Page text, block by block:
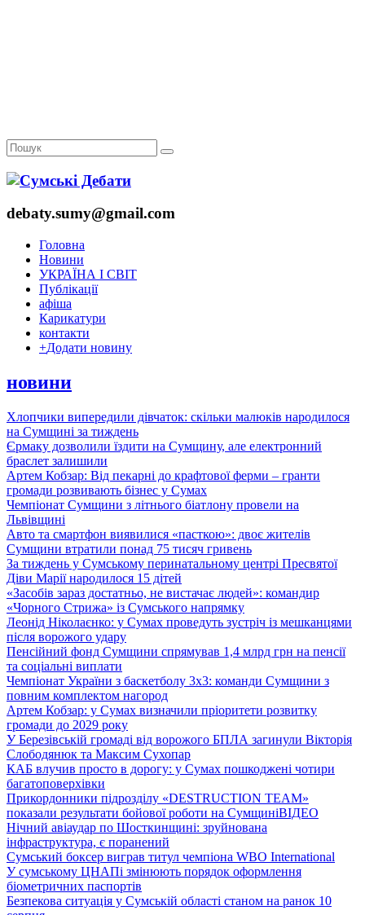
debaty.sumy@gmail.com
Головна
Новини
УКРАЇНА І СВІТ
Публікації
афіша
Карикатури
контакти
+Додати новину
новини
Хлопчики випередили дівчаток: скільки малюків народилося
на Сумщині за тиждень
Єрмаку дозволили їздити на Сумщину, але електронний
браслет залишили
Артем Кобзар: Від пекарні до крафтової ферми – гранти
громади розвивають бізнес у Сумах
Чемпіонат Сумщини з літнього біатлону провели на
Львівщині
Авто та смартфон виявилися «пасткою»: двоє жителів
Сумщини втратили понад 75 тисяч гривень
За тиждень у Сумському перинатальному центрі Пресвятої
Діви Марії народилося 15 дітей
«Засобів зараз достатньо, не вистачає людей»: командир
«Чорного Стрижа» із Сумського напрямку
Леонід Ніколаєнко: у Сумах проведуть зустріч із мешканцями
після ворожого удару
Пенсійний фонд Сумщини спрямував 1,4 млрд грн на пенсії
та соціальні виплати
Чемпіонат України з баскетболу 3х3: команди Сумщини з
повним комплектом нагород
Артем Кобзар: у Сумах визначили пріоритети розвитку
громади до 2029 року
У Березівській громаді від ворожого БПЛА загинули Вікторія
Слободянюк та Максим Сухопар
КАБ влучив просто в дорогу: у Сумах пошкоджені чотири
багатоповерхівки
Прикордонники підрозділу «DESTRUCTION TEAM»
показали результати бойової роботи на СумщиніВІДЕО
Нічний авіаудар по Шосткинщині: зруйнована
інфраструктура, є поранений
Сумський боксер виграв титул чемпіона WBO International
У сумському ЦНАПі змінюють порядок оформлення
біометричних паспортів
Безпекова ситуація у Сумській області станом на ранок 10